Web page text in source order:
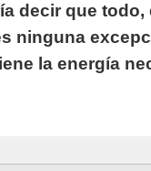
decir que
ninguna
la energía